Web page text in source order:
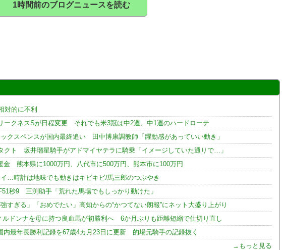
1時間前のブログニュースを読む
対的に不利
ークネスSが日程変更 それでも米3冠は中2週、中1週のハードローテ
クスペンスが国内最終追い 田中博康調教師「躍動感があっていい動き」
クト 坂井瑠星騎手がアドマイヤテラに騎乗「イメージしていた通りで…」
金 熊本県に1000万円、八代市に500万円、熊本市に100万円
…時計は地味でも動きはキビキビ/馬三郎のつぶやき
秒9 三渕助手「荒れた馬場でもしっかり動けた」
すぎる」「おめでたい」高知からの“かつてない朗報”にネット大盛り上がり
ルドンナを母に持つ良血馬が初勝利へ 6か月ぶりも距離短縮で仕切り直し
内最年長勝利記録を67歳4カ月23日に更新 的場元騎手の記録抜く
→もっと見る